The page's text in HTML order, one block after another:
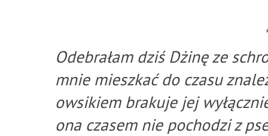
Odebrałam dziś Dżinę ze
mnie mieszkać do czasu
owsikiem brakuje jej
ona czasem nie pochodzi z